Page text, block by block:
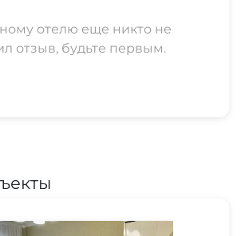
отелю еще никто не
отзыв, будьте первым.